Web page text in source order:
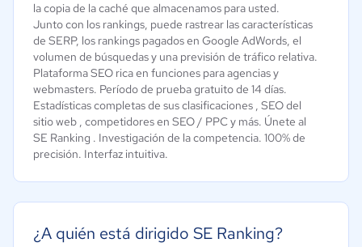
la copia de la caché que almacenamos para usted.
Junto con los rankings, puede rastrear las características
de SERP, los rankings pagados en Google AdWords, el
volumen de búsquedas y una previsión de tráfico relativa.
Plataforma SEO rica en funciones para agencias y
webmasters. Período de prueba gratuito de 14 días.
Estadísticas completas de sus clasificaciones , SEO del
sitio web , competidores en SEO / PPC y más. Únete al
SE Ranking . Investigación de la competencia. 100% de
precisión. Interfaz intuitiva.
¿A quién está dirigido SE Ranking?